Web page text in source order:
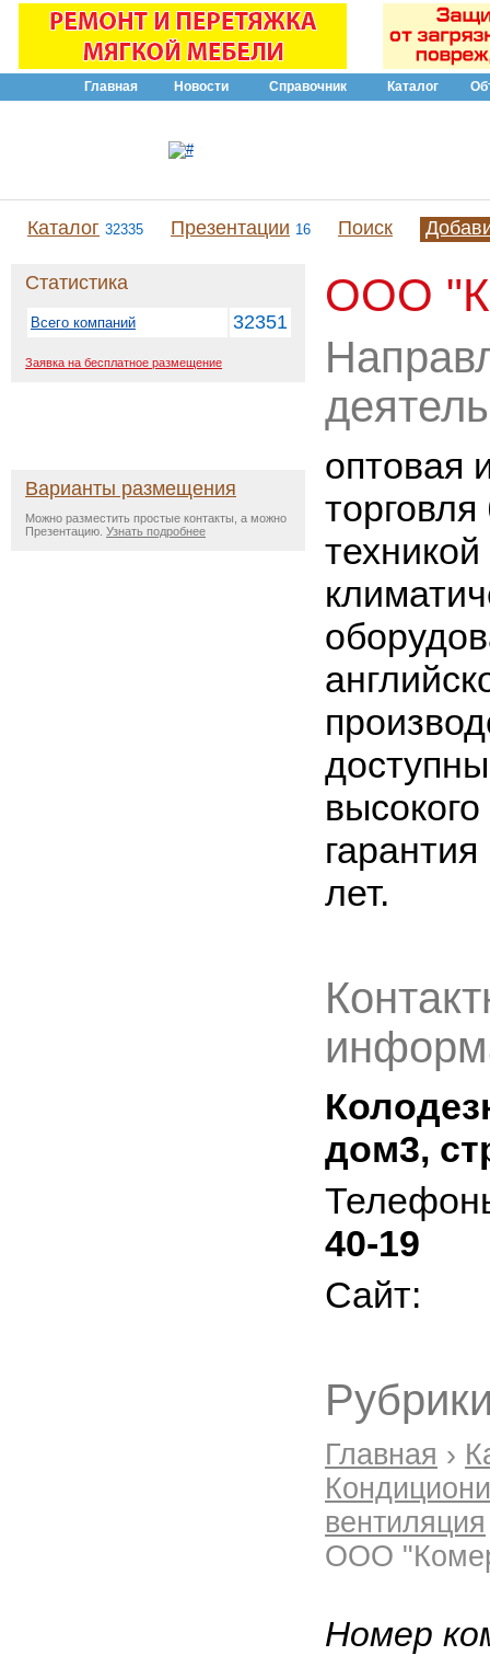
Главная Новости Справочник Каталог
Каталог 32335 Презентации 16 Поиск
Статистика
Всего компаний 32351
Заявка на бесплатное размещение
Варианты размещения
Можно разместить простые контакты, а можно
Презентацию. Узнать подробнее
ООО
оптовая
техникой
лет.
дом3,
40-19
Сайт:
Главная ›
вентиляция
ООО
Номер